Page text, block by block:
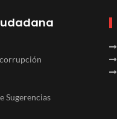
Sugerencias